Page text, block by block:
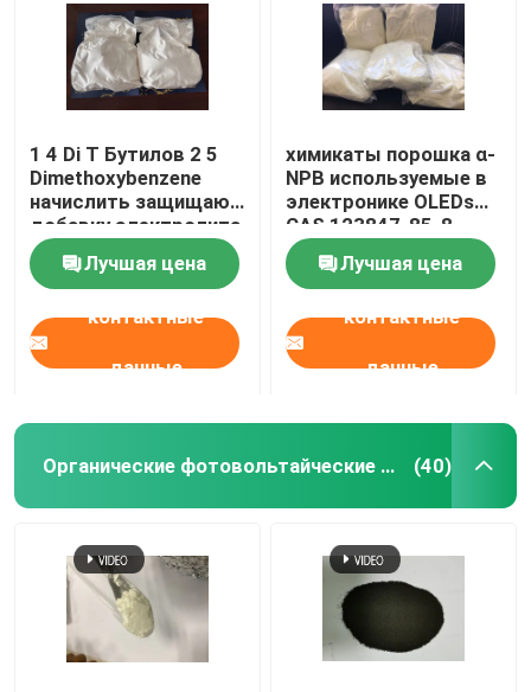
1 4 Di T Бутилов 2 5
Dimethoxybenzene
начислить защищают
добавку электролита
Лучшая цена
контактные
данные
химикаты порошка α-
NPB используемые в
электронике OLEDs
CAS 123847-85-8
Лучшая цена
контактные
данные
Органические фотовольтайческие материалы (40)